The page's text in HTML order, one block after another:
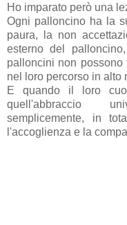
Ho imparato però una
Ogni palloncino ha la
paura, la non
esterno del
palloncini non possono
nel loro percorso in alto
E quando il loro
quell'abbraccio
semplicemente, in
l'accoglienza e la